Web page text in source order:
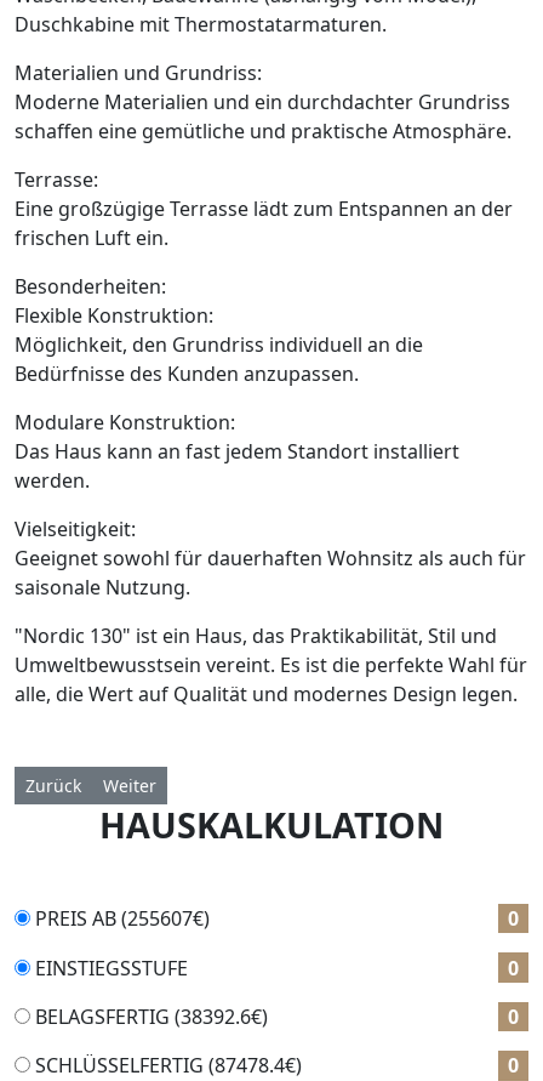
Duschkabine mit Thermostatarmaturen.
Materialien und Grundriss:
Moderne Materialien und ein durchdachter Grundriss
schaffen eine gemütliche und praktische Atmosphäre.
Terrasse:
Eine großzügige Terrasse lädt zum Entspannen an der
frischen Luft ein.
Besonderheiten:
Flexible Konstruktion:
Möglichkeit, den Grundriss individuell an die
Bedürfnisse des Kunden anzupassen.
Modulare Konstruktion:
Das Haus kann an fast jedem Standort installiert
werden.
Vielseitigkeit:
Geeignet sowohl für dauerhaften Wohnsitz als auch für
saisonale Nutzung.
"Nordic 130" ist ein Haus, das Praktikabilität, Stil und
Umweltbewusstsein vereint. Es ist die perfekte Wahl für
alle, die Wert auf Qualität und modernes Design legen.
Vorheriger Beitrag: Nordic 110
Zurück Nächster Beitrag: Topex 170
Weiter
HAUSKALKULATION
PREIS AB (255607€)
0
EINSTIEGSSTUFE
0
BELAGSFERTIG (38392.6€)
0
SCHLÜSSELFERTIG (87478.4€) 0